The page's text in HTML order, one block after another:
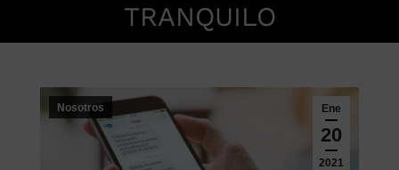
TRANQUILO
Ene
20
2021
Nosotros